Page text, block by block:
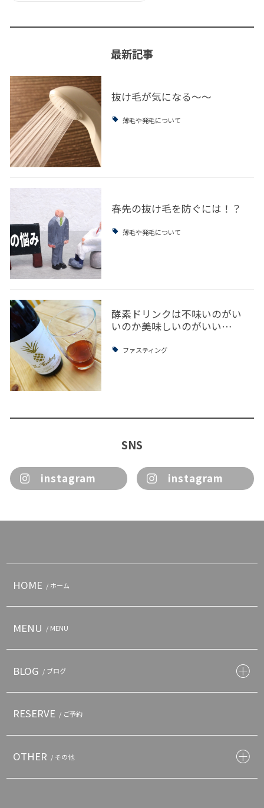
最新記事
抜け毛が気になる～～
薄毛や発毛について
春先の抜け毛を防ぐには！？
薄毛や発毛について
酵素ドリンクは不味いのがい
いのか美味しいのがいい…
ファスティング
SNS
instagram instagram
HOME / ホーム
MENU / MENU
BLOG / ブログ
RESERVE / ご予約
OTHER / その他